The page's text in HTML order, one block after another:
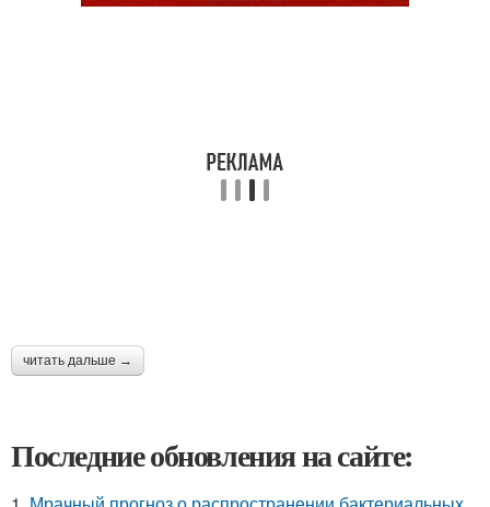
читать дальше →
Последние обновления на сайте: